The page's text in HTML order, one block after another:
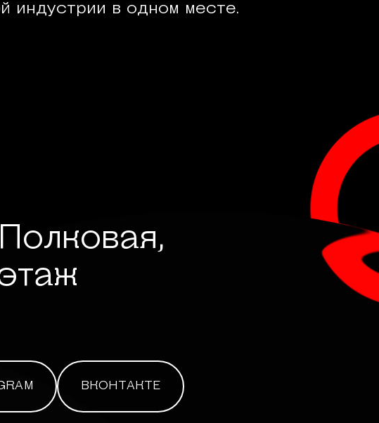
индустрии в одном месте.
ВКОНТАКТЕ